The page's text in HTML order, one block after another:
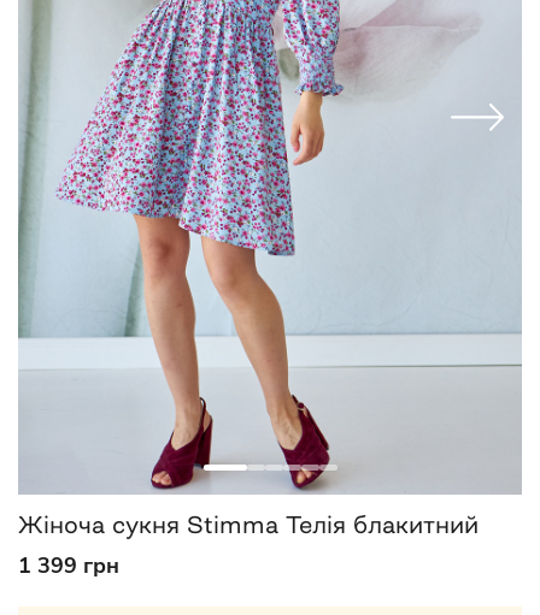
Жіноча сукня Stimma Телія блакитний
1 399 грн